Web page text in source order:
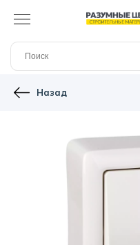
Назад